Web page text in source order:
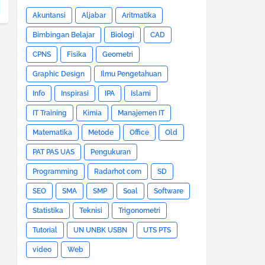
Akuntansi Aljabar Aritmatika
Bimbingan Belajar Biologi CAD
CPNS Fisika Geometri
Graphic Design Ilmu Pengetahuan
Info Inspirasi IPA Islami
IT Training Kimia Manajemen IT
Matematika Metode Office Old
PAT PAS UAS Pengukuran
Programming Radarhot com SD
SEO SMA SMP Soal Software
Statistika Teknisi Trigonometri
Tutorial UN UNBK USBN UTS PTS
video Web